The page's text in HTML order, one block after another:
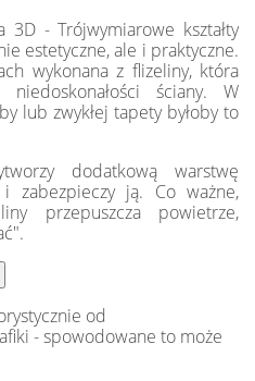
- Trójwymiarowe kształty
estetyczne, ale i praktyczne.
wykonana z flizeliny, która
ściany. W
lub zwykłej tapety byłoby to
dodatkową warstwę
zabezpieczy ją. Co ważne,
przepuszcza powietrze,
od
- spowodowane to może